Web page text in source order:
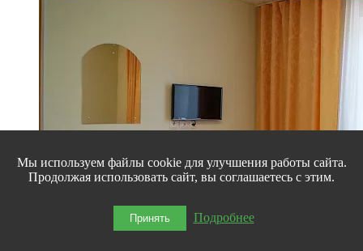
Мы используем файлы cookie для улучшения работы сайта.
Продолжая использовать сайт, вы соглашаетесь с этим.
Принять Подробнее